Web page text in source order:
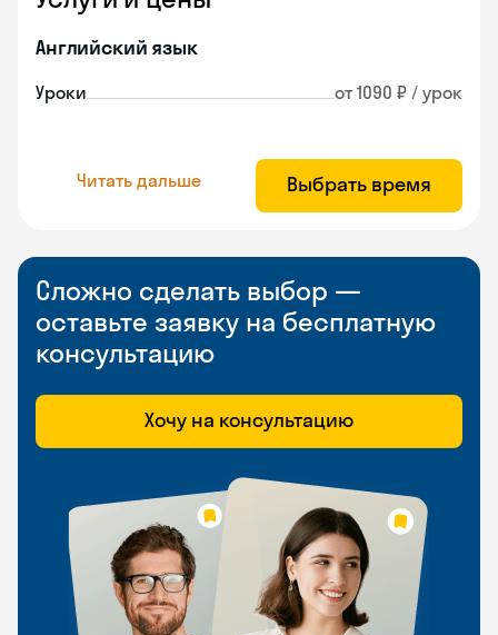
Английский язык
Уроки от 1090 ₽ / урок
Читать дальше Выбрать время
Сложно сделать выбор —
оставьте заявку на бесплатную
консультацию
Хочу на консультацию